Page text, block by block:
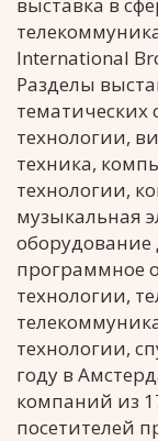
International
Разделы
тематических
технологии,
техника,
технологии,
музыкальная
оборудование
программное
технологии,
технологии,
году в
компаний из
посетителей